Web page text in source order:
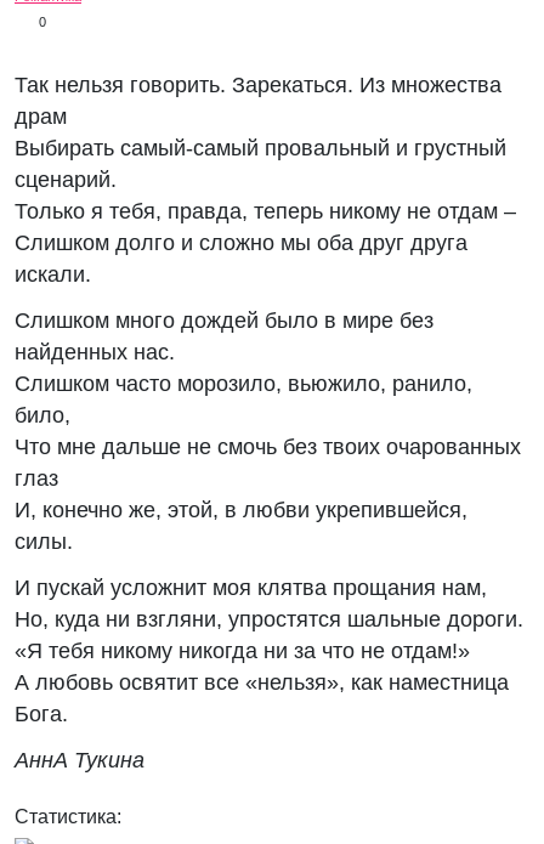
0
Так нельзя говорить. Зарекаться. Из множества
драм
Выбирать самый-самый провальный и грустный
сценарий.
Только я тебя, правда, теперь никому не отдам –
Слишком долго и сложно мы оба друг друга
искали.
Слишком много дождей было в мире без
найденных нас.
Слишком часто морозило, вьюжило, ранило,
било,
Что мне дальше не смочь без твоих очарованных
глаз
И, конечно же, этой, в любви укрепившейся,
силы.
И пускай усложнит моя клятва прощания нам,
Но, куда ни взгляни, упростятся шальные дороги.
«Я тебя никому никогда ни за что не отдам!»
А любовь освятит все «нельзя», как наместница
Бога.
АннА Тукина
Статистика: